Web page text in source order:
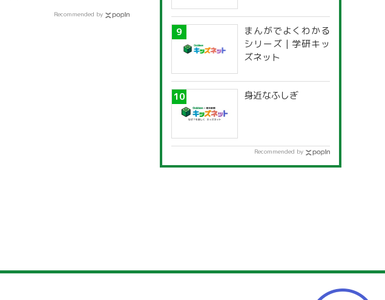
Recommended by
まんがでよくわかる
シリーズ | 学研キッ
ズネット
身近なふしぎ
Recommended by